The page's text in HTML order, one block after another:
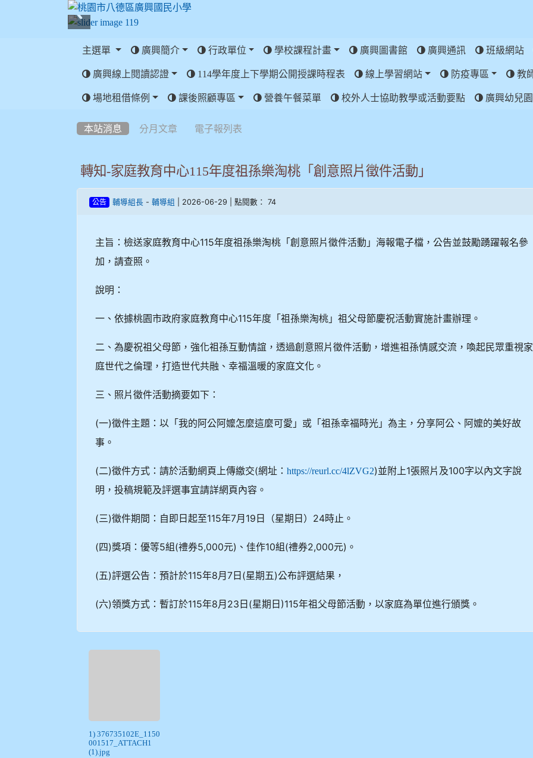
:::
主選單 廣興簡介 行政單位 學校課程計畫 廣興圖書館 廣興通訊 班級網站
廣興線上閱讀認證 114學年度上下學期公開授課時程表 線上學習網站 防疫專區 教
場地租借條例 課後照顧專區 營養午餐菜單 校外人士協助教學或活動要點 廣興幼兒
本站消息 分月文章 電子報列表
轉知-家庭教育中心115年度祖孫樂淘桃「創意照片徵件活動」
公告 輔導組長 - 輔導組 | 2026-06-29 | 點閱數： 74
主旨：檢送家庭教育中心115年度祖孫樂淘桃「創意照片徵件活動」海報電子檔，公告並鼓勵踴躍報名參
加，請查照。
說明：
一、依據桃園市政府家庭教育中心115年度「祖孫樂淘桃」祖父母節慶祝活動實施計畫辦理。
二、為慶祝祖父母節，強化祖孫互動情誼，透過創意照片徵件活動，增進祖孫情感交流，喚起民眾重視家
庭世代之倫理，打造世代共融、幸福溫暖的家庭文化。
三、照片徵件活動摘要如下：
(一)徵件主題：以「我的阿公阿嬤怎麼這麼可愛」或「祖孫幸福時光」為主，分享阿公、阿嬤的美好故
事。
(二)徵件方式：請於活動網頁上傳繳交(網址：https://reurl.cc/4lZVG2)並附上1張照片及100字以內文字說
明，投稿規範及評選事宜請詳網頁內容。
(三)徵件期間：自即日起至115年7月19日（星期日）24時止。
(四)獎項：優等5組(禮券5,000元)、佳作10組(禮券2,000元)。
(五)評選公告：預計於115年8月7日(星期五)公布評選結果，
(六)領獎方式：暫訂於115年8月23日(星期日)115年祖父母節活動，以家庭為單位進行頒獎。
1) 376735102E_1150
001517_ATTACH1
(1).jpg